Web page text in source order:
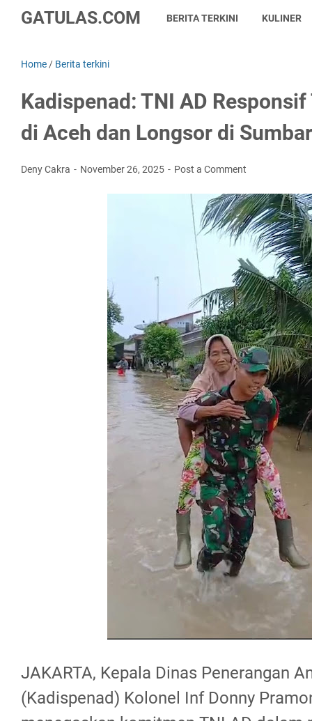
GATULAS.COM BERITA TERKINI KULINER
Home / Berita terkini
Kadispenad: TNI AD
di Aceh dan Longsor di
Deny Cakra November 26, 2025 Post a Comment
JAKARTA, Kepala Dinas Penerangan
(Kadispenad) Kolonel Inf Donny